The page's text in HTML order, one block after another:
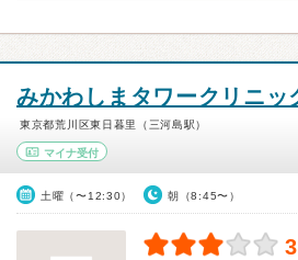
みかわしまタワークリニッ
東京都荒川区東日暮里（三河島駅）
マイナ受付
土曜（〜12:30） 朝（8:45〜）